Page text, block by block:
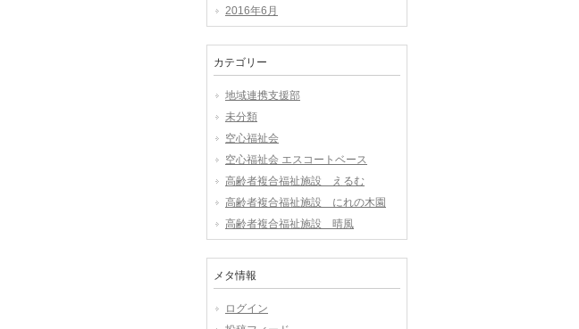
2016年6月
カテゴリー
地域連携支援部
未分類
空心福祉会
空心福祉会 エスコートベース
高齢者複合福祉施設 えるむ
高齢者複合福祉施設 にれの木園
高齢者複合福祉施設 晴風
メタ情報
ログイン